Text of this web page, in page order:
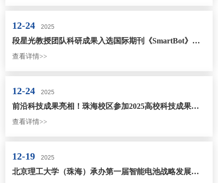
12-24 2025
段星光教授团队科研成果入选国际期刊《SmartBot》封面论文
查看详情>>
12-24 2025
前沿科技成果亮相！珠海校区参加2025高校科技成果交易会
查看详情>>
12-19 2025
北京理工大学（珠海）承办第一届智能电池战略发展论坛